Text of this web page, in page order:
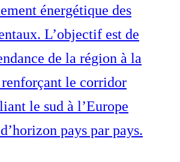
énergétique des
L’objectif est de
de la région à la
le corridor
le sud à l’Europe
pays par pays.